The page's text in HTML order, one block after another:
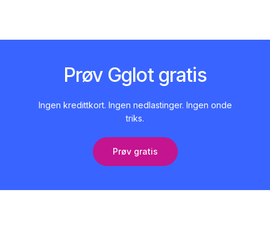
Prøv Gglot gratis
Ingen kredittkort. Ingen nedlastinger. Ingen onde
triks.
Prøv gratis